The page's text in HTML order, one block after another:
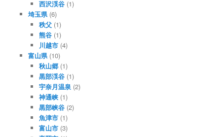
西沢渓谷 (1)
埼玉県(6)
秩父 (1)
熊谷 (1)
川越市 (4)
富山県(10)
秋山郷 (1)
黒部渓谷 (1)
宇奈月温泉 (2)
神通峡 (1)
黒部峡谷 (2)
魚津市 (1)
富山市 (3)